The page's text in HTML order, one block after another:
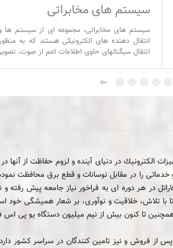
سیستم های مخابراتی
سیستم های مخابراتی، مجموعه ای از سیستم ها
انتقال دهنده های الکترونیکی هستند که به منظور
انتقال سیگنالهای حاوی اطلاعات اعم از صوت، تصویر
تشکیل شده اند.
از نقش تجهيزات الكترونيك در دنياى آينده و لزوم
را در مقابل نوسانات و قطع برق محافظت
در هر دوره ای به فراخور نیاز جامعه پیش رفته و
آورده است. فاراتل همواره در طول این 51 سال سعی بر آن داشته تا با تلاش،